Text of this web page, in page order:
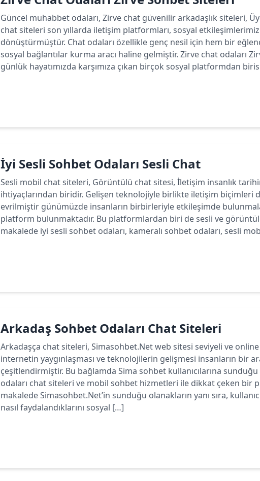
Güncel muhabbet odaları, Zirve chat güvenilir arkadaşlık siteleri,
chat siteleri son yıllarda iletişim platformları, sosyal
dönüştürmüştür. Chat odaları özellikle genç nesil için hem bir
sosyal bağlantılar kurma aracı haline gelmiştir. Zirve chat odaları
günlük hayatımızda karşımıza çıkan birçok sosyal platformdan
İyi Sesli Sohbet Odaları Sesli Chat
Sesli mobil chat siteleri, Görüntülü chat sitesi, İletişim insanlık
ihtiyaçlarından biridir. Gelişen teknolojiyle birlikte iletişim biçimleri
evrilmiştir günümüzde insanların birbirleriyle etkileşimde
platform bulunmaktadır. Bu platformlardan biri de sesli ve
makalede iyi sesli sohbet odaları, kameralı sohbet odaları, sesli
Arkadaş Sohbet Odaları Chat Siteleri
Arkadaşça chat siteleri, Simasohbet.Net web sitesi seviyeli ve online
internetin yaygınlaşması ve teknolojilerin gelişmesi insanların bir
çeşitlendirmiştir. Bu bağlamda Sima sohbet kullanıcılarına
odaları chat siteleri ve mobil sohbet hizmetleri ile dikkat çeken bir
makalede Simasohbet.Net’in sunduğu olanakların yanı sıra,
nasıl faydalandıklarını sosyal […]